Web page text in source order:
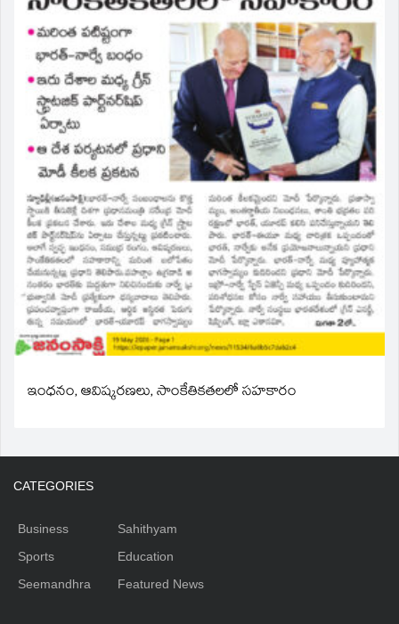
ఇంధనం, ఆవిష్కరణలు, సాంకేతికతలలో సహకారం
CATEGORIES
Business
Sports
Seemandhra
Sahithyam
Education
Featured News